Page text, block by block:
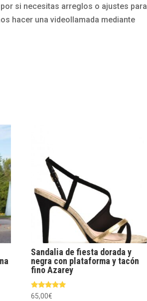
si necesitas arreglos o ajustes para
hacer una videollamada mediante
Sandalia de fiesta dorada y
negra con plataforma y tacón
fino Azarey
Valorado
65,00€